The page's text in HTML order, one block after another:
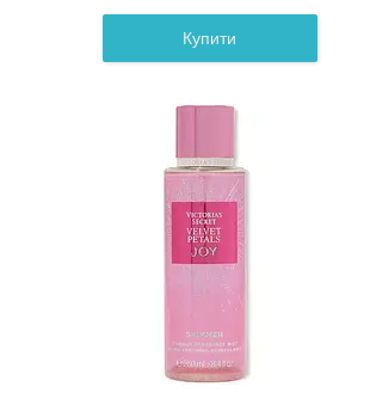
Купити